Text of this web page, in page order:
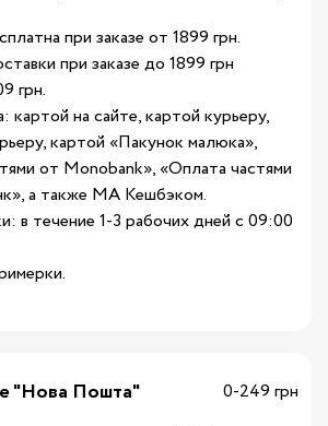
при заказе от 1899 грн.
при заказе до 1899 грн
грн.
картой на сайте, картой курьеру,
картой «Пакунок малюка»,
от Monobank», «Оплата частями
а также МА Кешбэком.
в течение 1-3 рабочих дней с 09:00
"Нова Пошта"
0-249 грн